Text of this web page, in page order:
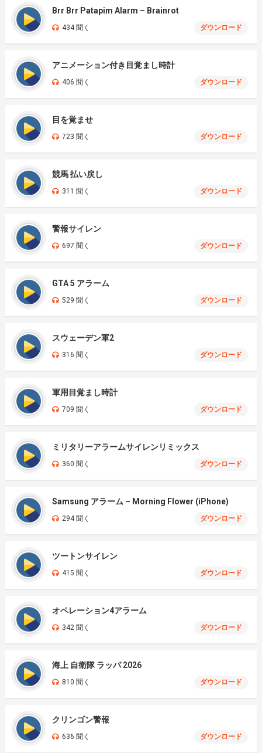
Brr Brr Patapim Alarm – Brainrot
434 聞く ダウンロード
アニメーション付き目覚まし時計
406 聞く ダウンロード
目を覚ませ
723 聞く ダウンロード
競馬 払い戻し
311 聞く ダウンロード
警報サイレン
697 聞く ダウンロード
GTA 5 アラーム
529 聞く ダウンロード
スウェーデン軍2
316 聞く ダウンロード
軍用目覚まし時計
709 聞く ダウンロード
ミリタリーアラームサイレンリミックス
360 聞く ダウンロード
Samsung アラーム – Morning Flower (iPhone)
294 聞く ダウンロード
ツートンサイレン
415 聞く ダウンロード
オペレーション4アラーム
342 聞く ダウンロード
海上 自衛隊 ラッパ 2026
810 聞く ダウンロード
クリンゴン警報
636 聞く ダウンロード